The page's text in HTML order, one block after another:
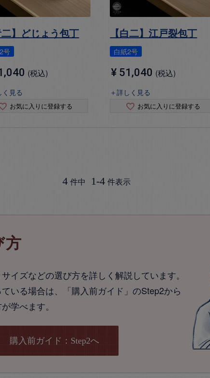
二】どじょう包丁
号
税込
く見る
お気に入りに登録する
【白二】江戸裂包丁
白紙2号
¥ 51,040 税込
＋詳しく見る
お気に入りに登録する
4 件中 1-4 件表示
方
イズなどの選び方を詳しく解説しています。
いる場合は、「購入前ガイド」のStep2から
学べます。
購入前ガイド：Step2へ